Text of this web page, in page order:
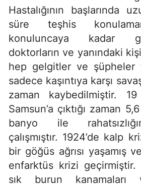
Hastalığının başlarında
süre teşhis
konuluncaya kadar
doktorların ve yanındaki
hep gelgitler ve şüpheler
sadece kaşıntıya karşı
zaman kaybedilmiştir. 19
Samsun’a çıktığı zaman
banyo ile
çalışmıştır. 1924’de kalp
bir göğüs ağrısı yaşamış
enfarktüs krizi geçirmiştir.
sık burun kanamaları